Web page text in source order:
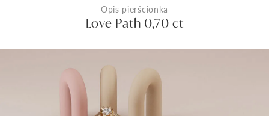
Opis pierścionka
Love Path 0,70 ct